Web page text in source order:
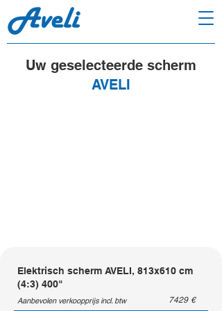
Uw geselecteerde scherm
AVELI
Elektrisch scherm AVELI, 813x610 cm
(4:3) 400"
Aanbevolen verkoopprijs incl. btw 7429 €